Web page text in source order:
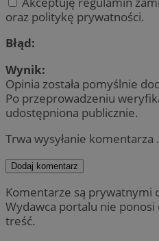
oraz politykę prywatności.
Błąd:
Wynik:
Opinia została pomyślnie
Po przeprowadzeniu
udostępniona publicznie.
Trwa wysyłanie komentarza
Dodaj komentarz
Komentarze są prywatnymi
Wydawca portalu nie ponosi
treść.